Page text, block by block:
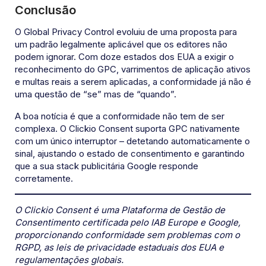
Conclusão
O Global Privacy Control evoluiu de uma proposta para
um padrão legalmente aplicável que os editores não
podem ignorar. Com doze estados dos EUA a exigir o
reconhecimento do GPC, varrimentos de aplicação ativos
e multas reais a serem aplicadas, a conformidade já não é
uma questão de “se” mas de “quando”.
A boa notícia é que a conformidade não tem de ser
complexa. O Clickio Consent suporta GPC nativamente
com um único interruptor – detetando automaticamente o
sinal, ajustando o estado de consentimento e garantindo
que a sua stack publicitária Google responde
corretamente.
O Clickio Consent é uma Plataforma de Gestão de
Consentimento certificada pelo IAB Europe e Google,
proporcionando conformidade sem problemas com o
RGPD, as leis de privacidade estaduais dos EUA e
regulamentações globais.